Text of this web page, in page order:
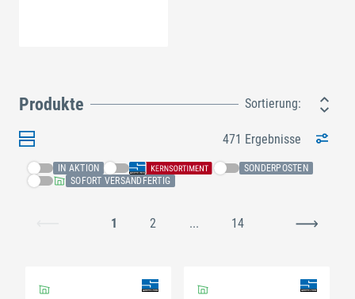
Produkte Sortierung:
471 Ergebnisse
IN AKTION
SONDERPOSTEN
SOFORT VERSANDFERTIG
1 2 ... 14